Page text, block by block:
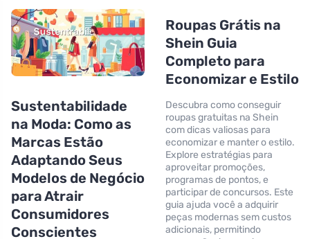
Sustentabilidade
na Moda: Como as
Marcas Estão
Adaptando Seus
Modelos de Negócio
para Atrair
Consumidores
Conscientes
Roupas Grátis na
Shein Guia
Completo para
Economizar e Estilo
Descubra como conseguir
roupas gratuitas na Shein
com dicas valiosas para
economizar e manter o estilo.
Explore estratégias para
aproveitar promoções,
programas de pontos, e
participar de concursos. Este
guia ajuda você a adquirir
peças modernas sem custos
adicionais, permitindo